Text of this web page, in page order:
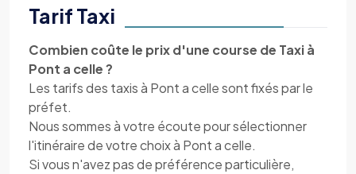
Tarif Taxi
Combien coûte le prix d'une course de Taxi à
Pont a celle ?
Les tarifs des taxis à Pont a celle sont fixés par le
préfet.
Nous sommes à votre écoute pour sélectionner
l'itinéraire de votre choix à Pont a celle.
Si vous n'avez pas de préférence particulière,